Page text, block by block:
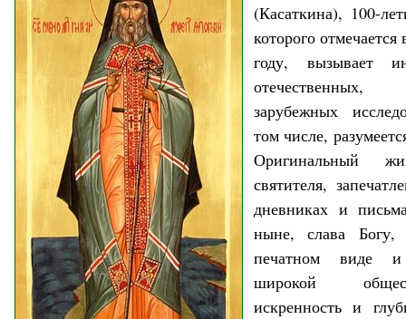
(Касаткина), 100-
которого
году, вызывает
зарубежных
том числе,
Оригинальный
святителя,
дневниках и
ныне, слава
печатном виде
широкой
искренность и